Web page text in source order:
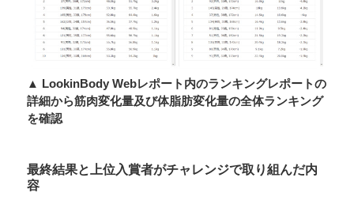
▲ LookinBody Webレポート内のランキングレポートの
詳細から筋肉変化量及び体脂肪変化量の全体ランキング
を確認
最終結果と上位入賞者がチャレンジで取り組んだ内
容